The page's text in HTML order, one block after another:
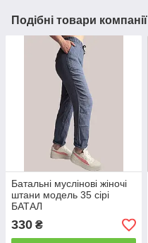
Подібні товари компанії
Батальні муслінові жіночі
штани модель 35 сірі
БАТАЛ
330 ₴